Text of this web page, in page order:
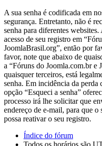
A sua senha é codificada em
segurança. Entretanto, não é
senha para diferentes
acesso de seu registro em
JoomlaBrasil.org”, então por
favor, note que abaixo de
a “Fóruns do Joomla.com.br
quaisquer terceiros, está
senha. Em incidência da perda
opção “Esqueci a senha”
processo irá lhe solicitar que
endereço de e-mail, para que o
possa reativar o seu registro.
Índice do fórum